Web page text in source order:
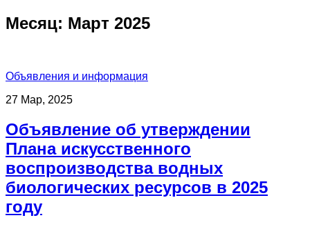
Месяц: Март 2025
Объявления и информация
27 Мар, 2025
Объявление об утверждении
Плана искусственного
воспроизводства водных
биологических ресурсов в 2025
году